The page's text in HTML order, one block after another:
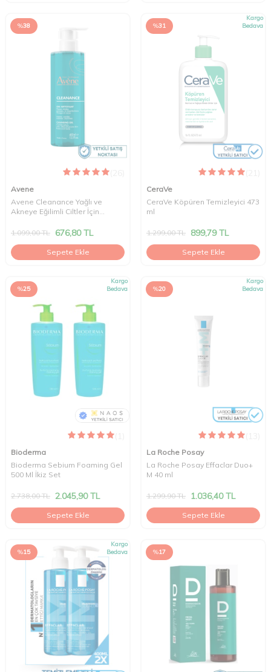
%38
Avene
Avene Cleanance Yağlı ve
Akneye Eğilimli Ciltler İçin
1.099,00TL 676,80TL
Sepete Ekle
%31
Kargo
Bedava
CeraVe
CeraVe Köpüren Temizleyici 473
ml
1.299,00TL 899,79TL
Sepete Ekle
%25
Kargo
Bedava
Bioderma
Bioderma Sebium Foaming Gel
500 Ml İkiz Set
2.738,00TL 2.045,90TL
Sepete Ekle
%20
Kargo
Bedava
La Roche Posay
La Roche Posay Effaclar Duo+
M 40 ml
1.299,90TL 1.036,40TL
Sepete Ekle
%15
Kargo
Bedava
%17